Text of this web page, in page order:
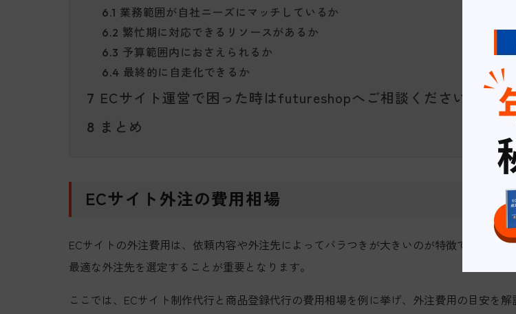
6.1 業務範囲が自社ニーズにマッチしているか
6.2 繁忙期に対応できるリソースがあるか
6.3 予算範囲内におさえられるか
6.4 最終的に自走化できるか
7 ECサイト運営で困った時はfutureshopへご相談ください
8 まとめ
ECサイト外注の費用相場
ECサイトの外注費用は、依頼内容や外注先によってバラつきが大きいのが特徴です。予
最適な外注先を選定することが重要となります。
ここでは、ECサイト制作代行と商品登録代行の費用相場を例に挙げ、外注費用の目安を解